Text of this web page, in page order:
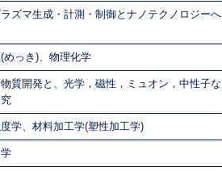
ズマ生成・計測・制御とナノテクノロジーへ
めっき)、物理化学
質開発と、光学，磁性，ミュオン，中性子な
学、材料加工学(塑性加工学)